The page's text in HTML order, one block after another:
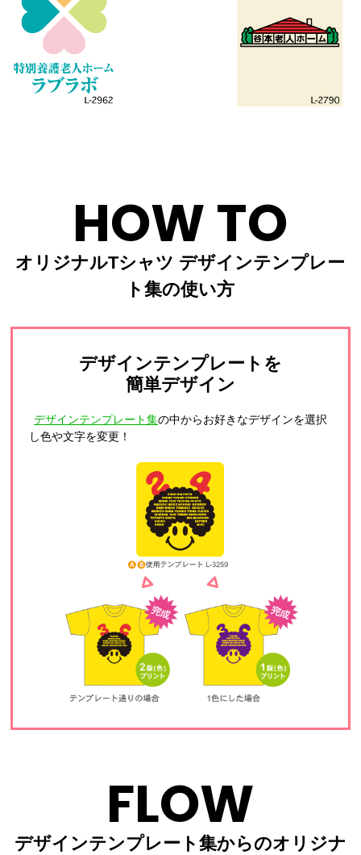
HOW TO
オリジナルTシャツ デザインテンプレー
ト集の使い方
デザインテンプレートを
簡単デザイン
デザインテンプレート集の中からお好きなデザインを選択
し色や文字を変更！
FLOW
デザインテンプレート集からのオリジナ